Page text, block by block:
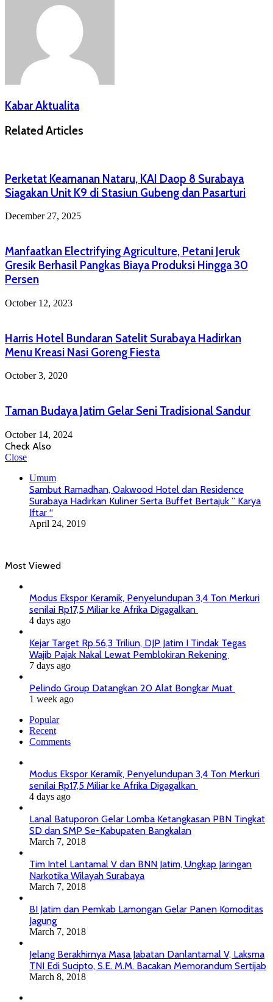
Kabar Aktualita
Related Articles
Perketat Keamanan Nataru, KAI Daop 8 Surabaya
Siagakan Unit K9 di Stasiun Gubeng dan Pasarturi
December 27, 2025
Manfaatkan Electrifying Agriculture, Petani Jeruk
Gresik Berhasil Pangkas Biaya Produksi Hingga 30
Persen
October 12, 2023
Harris Hotel Bundaran Satelit Surabaya Hadirkan
Menu Kreasi Nasi Goreng Fiesta
October 3, 2020
Taman Budaya Jatim Gelar Seni Tradisional Sandur
October 14, 2024
Check Also
Close
Umum
Sambut Ramadhan, Oakwood Hotel dan Residence
Surabaya Hadirkan Kuliner Serta Buffet Bertajuk ” Karya
Iftar “
April 24, 2019
Most Viewed
Modus Ekspor Keramik, Penyelundupan 3,4 Ton Merkuri
senilai Rp17,5 Miliar ke Afrika Digagalkan
4 days ago
Kejar Target Rp.56,3 Triliun, DJP Jatim I Tindak Tegas
Wajib Pajak Nakal Lewat Pemblokiran Rekening
7 days ago
Pelindo Group Datangkan 20 Alat Bongkar Muat
1 week ago
Popular
Recent
Comments
Modus Ekspor Keramik, Penyelundupan 3,4 Ton Merkuri
senilai Rp17,5 Miliar ke Afrika Digagalkan
4 days ago
Lanal Batuporon Gelar Lomba Ketangkasan PBN Tingkat
SD dan SMP Se-Kabupaten Bangkalan
March 7, 2018
Tim Intel Lantamal V dan BNN Jatim, Ungkap Jaringan
Narkotika Wilayah Surabaya
March 7, 2018
BI Jatim dan Pemkab Lamongan Gelar Panen Komoditas
Jagung
March 7, 2018
Jelang Berakhirnya Masa Jabatan Danlantamal V, Laksma
TNI Edi Sucipto, S.E. M.M. Bacakan Memorandum Sertijab
March 8, 2018